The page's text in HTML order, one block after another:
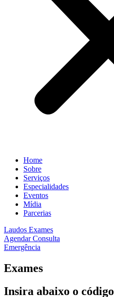
Home
Sobre
Serviços
Especialidades
Eventos
Mídia
Parcerias
Laudos Exames
Agendar Consulta
Emergência
Exames
Insira abaixo o código